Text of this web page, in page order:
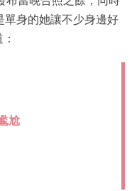
單身的她讓不少身邊好
尬